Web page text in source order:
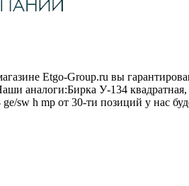
Etgo-Group.ru вы
аналоги:Бирка У-134
sw h mp от 30-ти позиций у нас